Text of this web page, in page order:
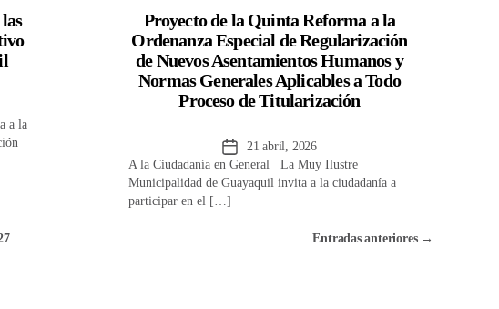
a la
Proyecto de la Quinta Reforma a la
Ordenanza Especial de Regularización
de Nuevos Asentamientos Humanos y
Normas Generales Aplicables a Todo
Proceso de Titularización
Fecha
de
la
entrada
21 abril, 2026
A la Ciudadanía en General La Muy Ilustre
Municipalidad de Guayaquil invita a la ciudadanía a
participar en el […]
Entradasanteriores →